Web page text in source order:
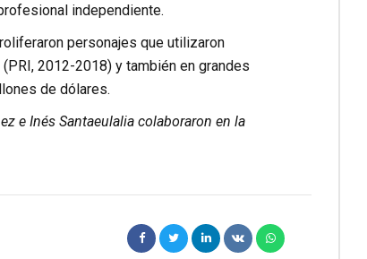
independiente.
personajes que utilizaron
2012-2018) y también en grandes
de dólares.
e Inés Santaeulalia colaboraron en la